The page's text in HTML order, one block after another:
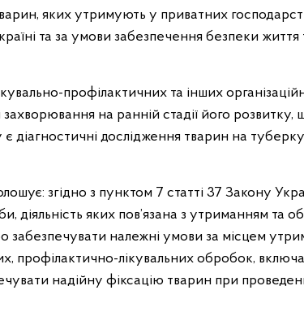
яких утримують у приватних
та за умови забезпечення безпеки життя
профілактичних та інших
на ранній стадії його розвитку,
дослідження тварин на
згідно з пунктом 7 статті 37 Закону
яких пов’язана з утриманням та
забезпечувати належні умови за місцем
профілактично-лікувальних обробок,
надійну фіксацію тварин при